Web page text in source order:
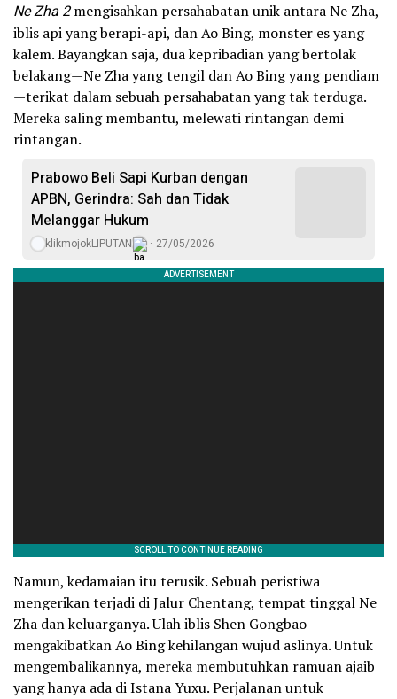
Ne Zha 2mengisahkan persahabatan unik antara Ne Zha,
iblis api yang berapi-api, dan Ao Bing, monster es yang
kalem. Bayangkan saja, dua kepribadian yang bertolak
belakang—Ne Zha yang tengil dan Ao Bing yang pendiam
—terikat dalam sebuah persahabatan yang tak terduga.
Mereka saling membantu, melewati rintangan demi
rintangan.
Prabowo Beli Sapi Kurban dengan
APBN, Gerindra: Sah dan Tidak
Melanggar Hukum
klikmojokLIPUTAN 27/05/2026
Namun, kedamaian itu terusik. Sebuah peristiwa
mengerikan terjadi di Jalur Chentang, tempat tinggal Ne
Zha dan keluarganya. Ulah iblis Shen Gongbao
mengakibatkan Ao Bing kehilangan wujud aslinya. Untuk
mengembalikannya, mereka membutuhkan ramuan ajaib
yang hanya ada di Istana Yuxu. Perjalanan untuk